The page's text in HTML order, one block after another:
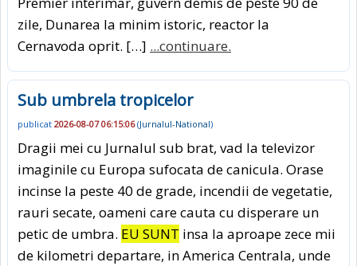
zile, Dunarea la minim istoric, reactor la
Cernavoda oprit. […] ...continuare.
Sub umbrela tropicelor
publicat 2026-08-07 06:15:06(Jurnalul-National)
Dragii mei cu Jurnalul sub brat, vad la televizor
imaginile cu Europa sufocata de canicula. Orase
incinse la peste 40 de grade, incendii de vegetatie,
rauri secate, oameni care cauta cu disperare un
petic de umbra. EU SUNT insa la aproape zece mii
de kilometri departare, in America Centrala, unde